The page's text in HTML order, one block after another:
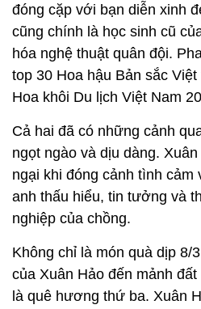
đóng cặp với bạn diễn xinh
cũng chính là học sinh cũ
hóa nghệ thuật quân đội.
top 30 Hoa hậu Bản sắc
Hoa khôi Du lịch Việt Nam
Cả hai đã có những cảnh
ngọt ngào và dịu dàng.
ngại khi đóng cảnh tình
anh thấu hiểu, tin tưởng và
nghiệp của chồng.
Không chỉ là món quà dịp 8/
của Xuân Hảo đến mảnh
là quê hương thứ ba. Xuân